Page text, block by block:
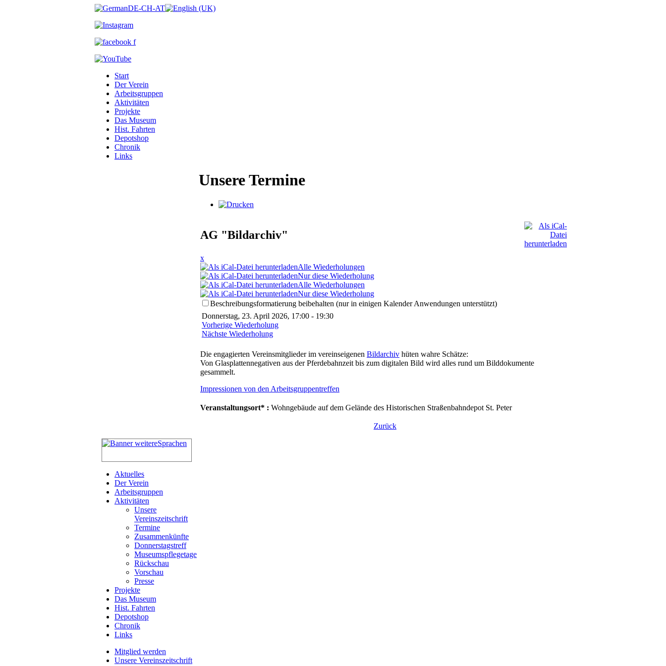
Start
Der Verein
Arbeitsgruppen
Aktivitäten
Projekte
Das Museum
Hist. Fahrten
Depotshop
Chronik
Links
Unsere Termine
AG "Bildarchiv"
x
Alle Wiederholungen
Nur diese Wiederholung
Alle Wiederholungen
Nur diese Wiederholung
Beschreibungsformatierung beibehalten (nur in einigen Kalender Anwendungen unterstützt)
Donnerstag, 23. April 2026, 17:00 - 19:30
Vorherige Wiederholung
Nächste Wiederholung
Die engagierten Vereinsmitglieder im vereinseigenen Bildarchiv hüten wahre Schätze:
Von Glasplattennegativen aus der Pferdebahnzeit bis zum digitalen Bild wird alles rund um Bilddokumente
gesammelt.
Impressionen von den Arbeitsgruppentreffen
Veranstaltungsort* : Wohngebäude auf dem Gelände des Historischen Straßenbahndepot St. Peter
Zurück
Aktuelles
Der Verein
Arbeitsgruppen
Aktivitäten
Unsere
Vereinszeitschrift
Termine
Zusammenkünfte
Donnerstagstreff
Museumspflegetage
Rückschau
Vorschau
Presse
Projekte
Das Museum
Hist. Fahrten
Depotshop
Chronik
Links
Mitglied werden
Unsere Vereinszeitschrift